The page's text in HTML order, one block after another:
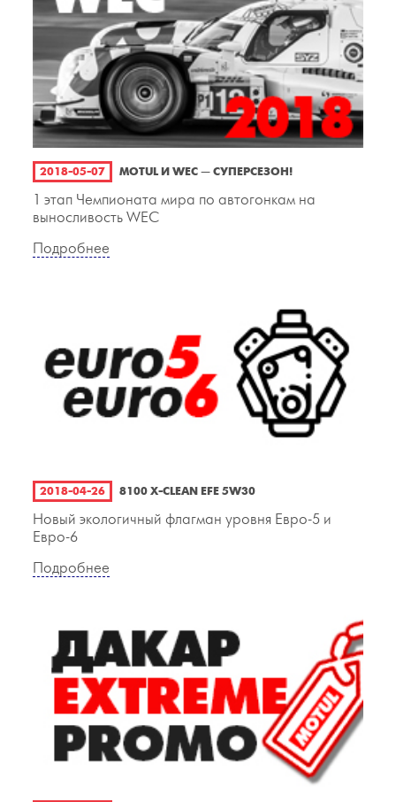
2018-05-07 MOTUL И WEC — СУПЕРСЕЗОН!
1 этап Чемпионата мира по автогонкам на
выносливость WEC
Подробнее
2018-04-26 8100 X-CLEAN EFE 5W30
Новый экологичный флагман уровня Евро-5 и
Евро-6
Подробнее